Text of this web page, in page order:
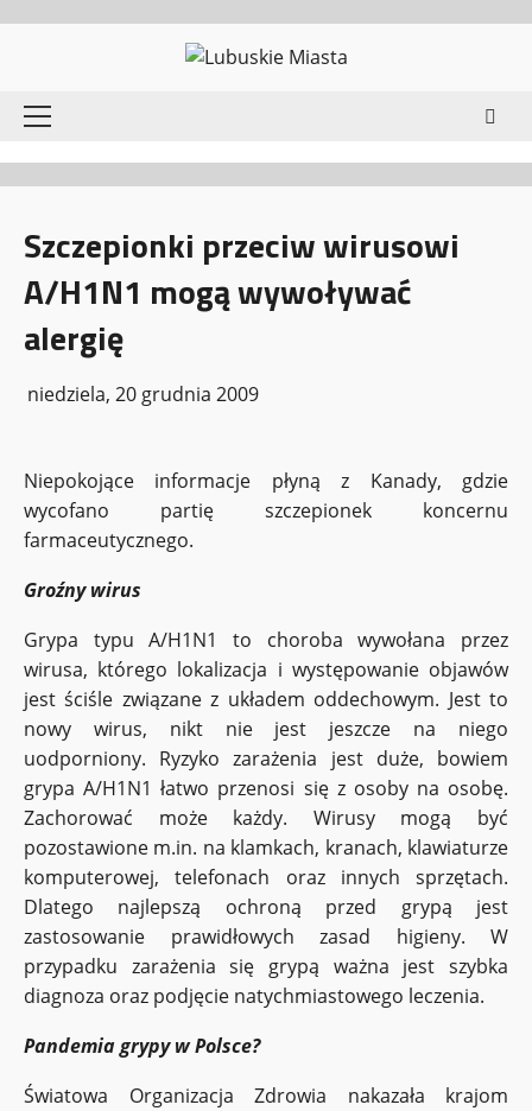
Menu
główne
Szczepionki przeciw wirusowi
A/H1N1 mogą wywoływać
alergię
niedziela, 20 grudnia 2009
Niepokojące informacje płyną z Kanady, gdzie
wycofano partię szczepionek koncernu
farmaceutycznego.
Groźny wirus
Grypa typu A/H1N1 to choroba wywołana przez
wirusa, którego lokalizacja i występowanie objawów
jest ściśle związane z układem oddechowym. Jest to
nowy wirus, nikt nie jest jeszcze na niego
uodporniony. Ryzyko zarażenia jest duże, bowiem
grypa A/H1N1 łatwo przenosi się z osoby na osobę.
Zachorować może każdy. Wirusy mogą być
pozostawione m.in. na klamkach, kranach, klawiaturze
komputerowej, telefonach oraz innych sprzętach.
Dlatego najlepszą ochroną przed grypą jest
zastosowanie prawidłowych zasad higieny. W
przypadku zarażenia się grypą ważna jest szybka
diagnoza oraz podjęcie natychmiastowego leczenia.
Pandemia grypy w Polsce?
Światowa Organizacja Zdrowia nakazała krajom